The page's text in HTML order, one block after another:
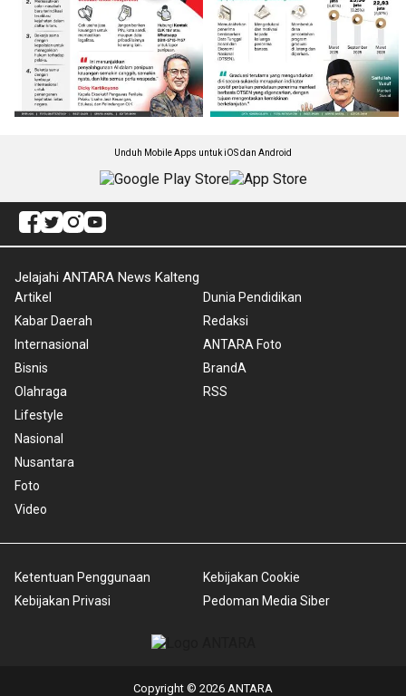
Unduh Mobile Apps untuk iOS dan Android
Jelajahi ANTARA News Kalteng
Artikel
Kabar Daerah
Internasional
Bisnis
Olahraga
Lifestyle
Nasional
Nusantara
Foto
Video
Dunia Pendidikan
Redaksi
ANTARA Foto
BrandA
RSS
Ketentuan Penggunaan
Kebijakan Privasi
Kebijakan Cookie
Pedoman Media Siber
Copyright © 2026 ANTARA